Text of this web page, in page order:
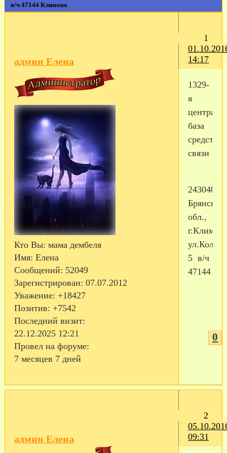
в/ч 47144 Климово
1
14:17
админ Елена
Кто Вы: мама дембеля
Имя: Елена
Сообщений: 52049
Зарегистрирован: 07.07.2012
Уважение: +18427
Позитив: +7542
Последний визит:
22.12.2025 12:21
Провел на форуме:
7 месяцев 7 дней
1329-
я
база
средств
связи
243040,
Брянская
обл.,
5 в/ч
47144
0
2
09:31
админ Елена